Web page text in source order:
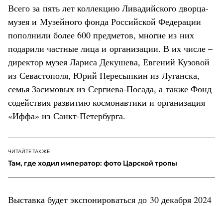
Всего за пять лет коллекцию Ливадийского дворца-
музея и Музейного фонда Российской Федерации
пополнили более 600 предметов, многие из них
подарили частные лица и организации. В их числе –
директор музея Лариса Декушева, Евгений Кузовой
из Севастополя, Юрий Пересыпкин из Луганска,
семья Засимовых из Сергиева-Посада, а также Фонд
содействия развитию космонавтики и организация
«Иффа» из Санкт-Петербурга.
ЧИТАЙТЕ ТАКЖЕ
Там, где ходил император: фото Царской тропы
Выставка будет экспонироваться до 30 декабря 2024